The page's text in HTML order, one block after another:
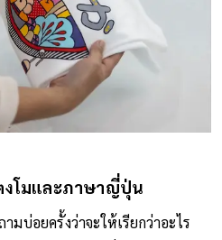
โมและภาษาญี่ปุ่น
มบ่อยครั้งว่าจะให้เรียกว่าอะไร